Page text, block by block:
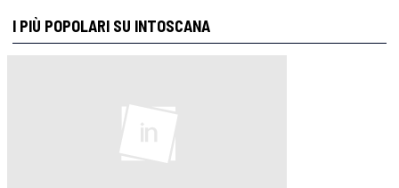
I PIÙ POPOLARI SU INTOSCANA